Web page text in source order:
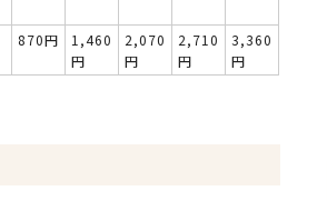
870円
1,460
円
2,070
円
2,710
円
3,360
円